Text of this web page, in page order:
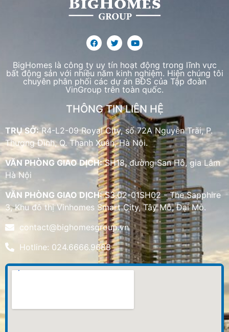
BigHomes là công ty uy tín hoạt động trong lĩnh vực
bất động sản với nhiều năm kinh nghiệm. Hiện chúng tôi
chuyên phân phối các dự án BĐS của Tập đoàn
VinGroup trên toàn quốc.
THÔNG TIN LIÊN HỆ
TRỤ SỞ:R4-L2-09 Royal City, số 72A Nguyễn Trãi, P.
Thượng Đình, Q. Thanh Xuân, Hà Nội.
VĂN PHÒNG GIAO DỊCH:SH18, đường San Hô, gia Lâm
Hà Nội
VĂN PHÒNG GIAO DỊCH:S3.02-01SH02 - The Sapphire
3, Khu đô thị Vinhomes Smart City, Tây Mỗ, Đại Mỗ.
contact@bighomesgroup.vn
Hotline: 024.6666.9688